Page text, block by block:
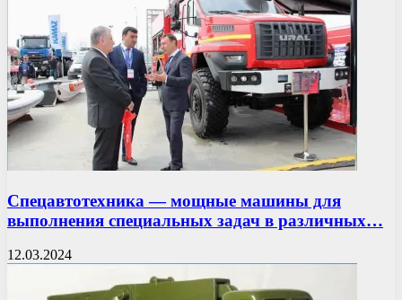
Спецавтотехника — мощные машины для
выполнения специальных задач в различных…
12.03.2024